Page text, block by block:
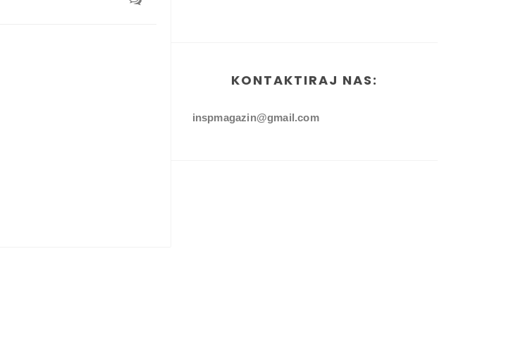
KONTAKTIRAJ NAS:
inspmagazin@gmail.com